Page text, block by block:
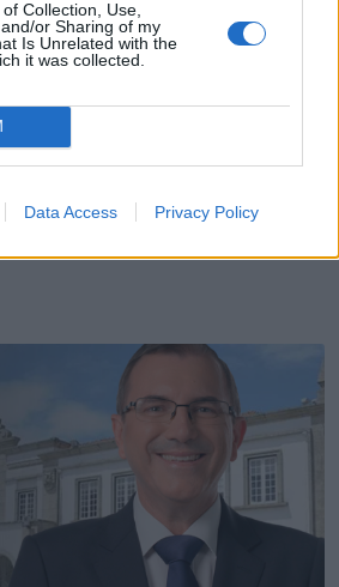
Collection, Use,
or Sharing of my
Is Unrelated with the
it was collected.
Data Access Privacy Policy
de euros à Câmara de